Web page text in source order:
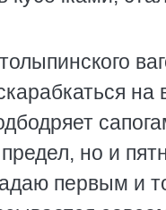
на
но и
первым и